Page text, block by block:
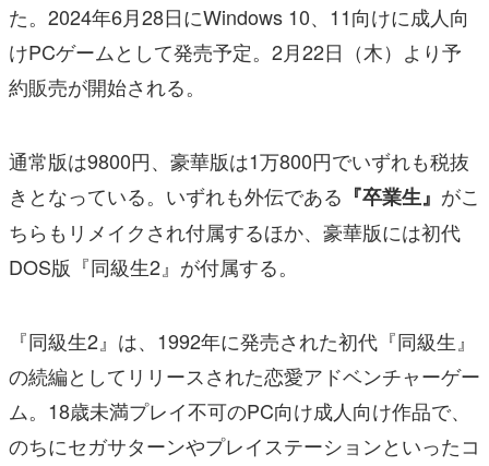
た。2024年6月28日にWindows 10、11向けに成人向
けPCゲームとして発売予定。2月22日（木）より予
約販売が開始される。
通常版は9800円、豪華版は1万800円でいずれも税抜
きとなっている。いずれも外伝である 『卒業生』 がこ
ちらもリメイクされ付属するほか、豪華版には初代
DOS版『同級生2』が付属する。
『同級生2』は、1992年に発売された初代『同級生』
の続編としてリリースされた恋愛アドベンチャーゲー
ム。18歳未満プレイ不可のPC向け成人向け作品で、
のちにセガサターンやプレイステーションといったコ